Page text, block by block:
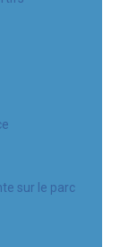
sur le parc